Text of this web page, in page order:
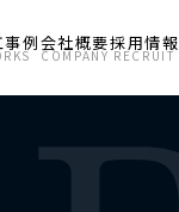
例会社概要
COMPANY
採用情報
RECRUIT